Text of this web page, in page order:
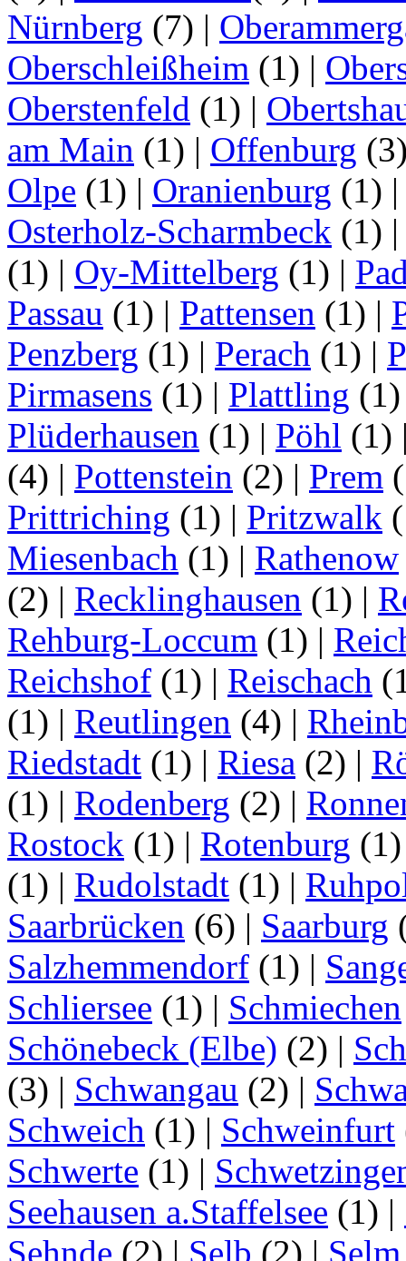
Nürnberg (7) |
Oberschleißheim (1) |
Oberstenfeld (1) |
am Main (1) | Offenburg
Olpe (1) | Oranienburg (1)
Osterholz-Scharmbeck (1)
(1) | Oy-Mittelberg (1) |
Passau (1) | Pattensen (1) |
Penzberg (1) | Perach (1) |
Pirmasens (1) | Plattling
Plüderhausen (1) | Pöhl (1)
(4) | Pottenstein (2) | Prem
Prittriching (1) | Pritzwalk
Miesenbach (1) | Rathenow
(2) | Recklinghausen (1) |
Rehburg-Loccum (1) |
Reichshof (1) | Reischach
(1) | Reutlingen (4) |
Riedstadt (1) | Riesa (2) |
(1) | Rodenberg (2) |
Rostock (1) | Rotenburg
(1) | Rudolstadt (1) |
Saarbrücken (6) | Saarburg
Salzhemmendorf (1) |
Schliersee (1) | Schmiechen
Schönebeck (Elbe) (2) |
(3) | Schwangau (2) |
Schweich (1) | Schweinfurt
Schwerte (1) |
Seehausen a.Staffelsee (1) |
Sehnde (2) | Selb (2) | Selm